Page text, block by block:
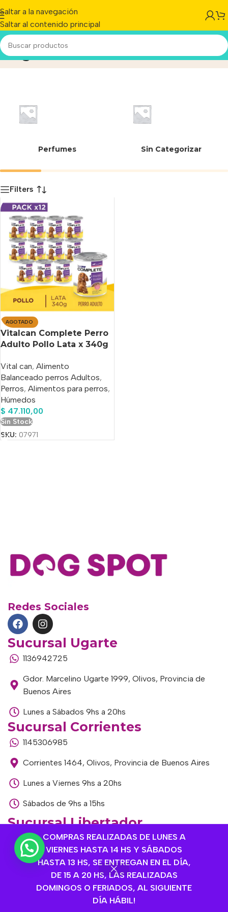
COMPRAS REALIZADAS DE LUNES A
VIERNES HASTA 14 HS Y SÁBADOS
HASTA 13 HS, SE ENTREGAN EN EL DÍA,
DE 15 A 20 HS, LAS REALIZADAS
DOMINGOS O FERIADOS, AL SIGUIENTE
DÍA HÁBIL!
Saltar a la navegación
Saltar al contenido principal
Higado VacunoInicio/Producto
Perfumes Sin Categorizar
Filters
AGOTADO
Vitalcan Complete Perro
Adulto Pollo Lata x 340g
Vital can, Alimento
Balanceado perros Adultos,
Perros, Alimentos para perros,
Húmedos
$ 47.110,00
Sin Stock
SKU: 07971
Redes Sociales
Sucursal Ugarte
1136942725
Gdor. Marcelino Ugarte 1999, Olivos, Provincia de
Buenos Aires
Lunes a Sábados 9hs a 20hs
Sucursal Corrientes
1145306985
Corrientes 1464, Olivos, Provincia de Buenos Aires
Lunes a Viernes 9hs a 20hs
Sábados de 9hs a 15hs
Sucursal Libertador
1168893524
Av. del Libertador 1915, Vte. López, Provincia de
Buenos Aires
Lunes a Viernes de 9hs a 13hs / 16hs a 20hs